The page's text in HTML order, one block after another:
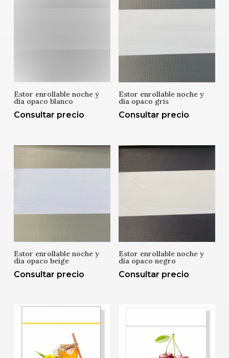
Estor enrollable noche y
día opaco blanco
Consultar precio
Estor enrollable noche y
día opaco gris
Consultar precio
Estor enrollable noche y
día opaco beige
Consultar precio
Estor enrollable noche y
día opaco negro
Consultar precio